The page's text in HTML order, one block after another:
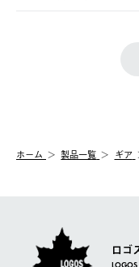
の発送となる場合がご
【配送業者】
佐川急便にて配送され
お客様都合の返品にか
む）は受け付けており
一度お手元の商品を返
LOGOS FAMILY会員
ホーム 製品一覧 ギア
ロゴ